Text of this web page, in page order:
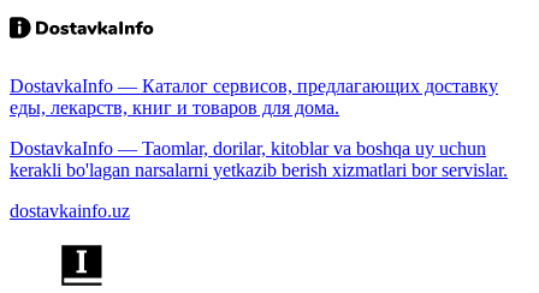
DostavkaInfo — Каталог сервисов, предлагающих доставку
еды, лекарств, книг и товаров для дома.
DostavkaInfo — Taomlar, dorilar, kitoblar va boshqa uy uchun
kerakli bo'lagan narsalarni yetkazib berish xizmatlari bor servislar.
dostavkainfo.uz